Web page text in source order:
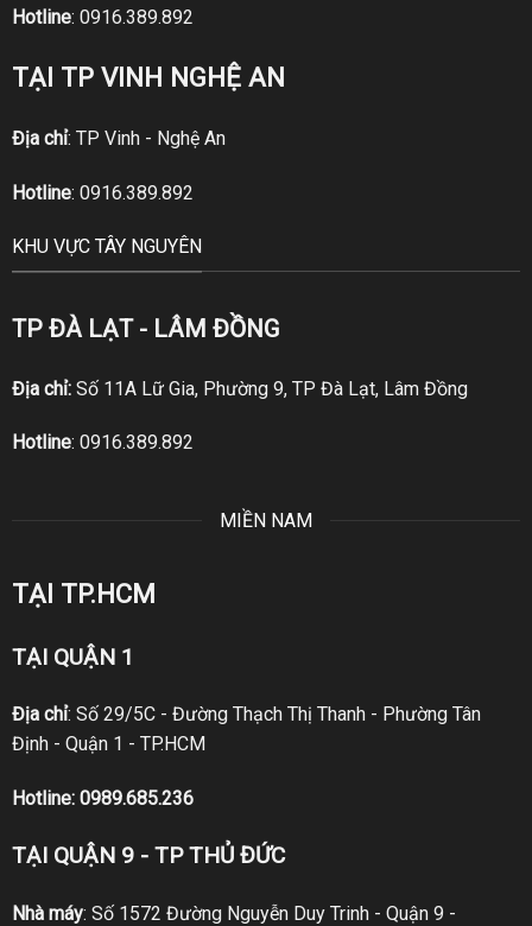
Hotline: 0916.389.892
TẠI TP VINH NGHỆ AN
Địa chỉ: TP Vinh - Nghệ An
Hotline: 0916.389.892
KHU VỰC TÂY NGUYÊN
TP ĐÀ LẠT - LÂM ĐỒNG
Địa chỉ:Số 11A Lữ Gia, Phường 9, TP Đà Lạt, Lâm Đồng
Hotline: 0916.389.892
MIỀN NAM
TẠI TP.HCM
TẠI QUẬN 1
Địa chỉ: Số 29/5C - Đường Thạch Thị Thanh - Phường Tân
Định - Quận 1 - TP.HCM
Hotline: 0989.685.236
TẠI QUẬN 9 - TP THỦ ĐỨC
Nhà máy: Số 1572 Đường Nguyễn Duy Trinh - Quận 9 -